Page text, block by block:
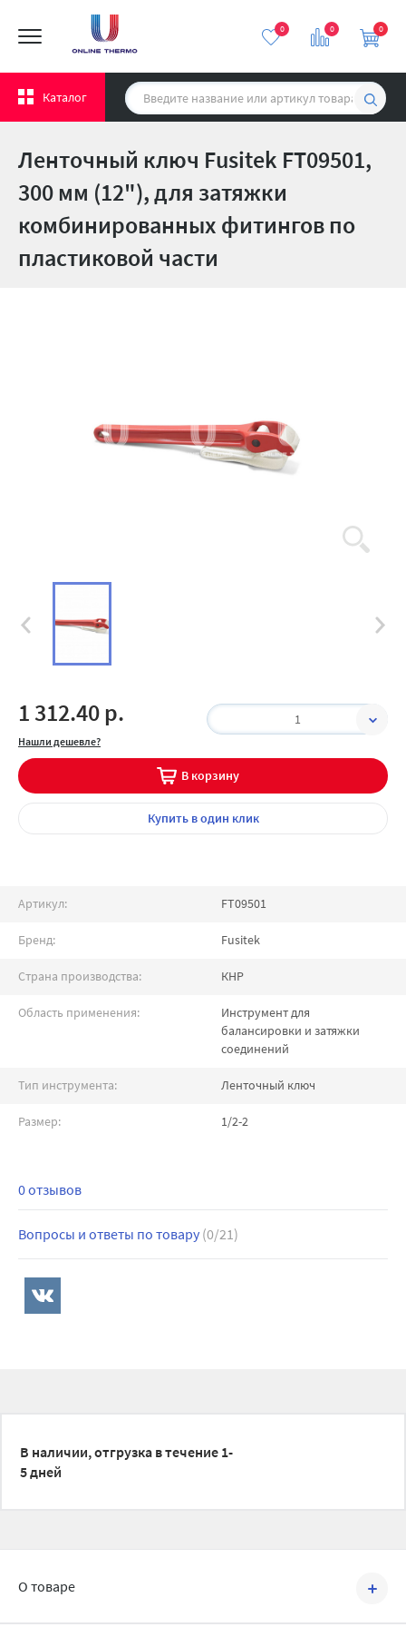
0 0
Каталог
0
Ленточный ключ Fusitek FT09501,
300 мм (12"), для затяжки
комбинированных фитингов по
пластиковой части
1 312.40 р.
Нашли дешевле?
1
В корзину
Купитьв один клик
Артикул: FT09501
Бренд: Fusitek
Страна производства: КНР
Область применения:
Инструмент для
балансировки и затяжки
соединений
Тип инструмента: Ленточный ключ
Размер: 1/2-2
0 отзывов
Вопросы и ответы по товару (0/21)
В наличии, отгрузка в течение 1-
5 дней
О товаре